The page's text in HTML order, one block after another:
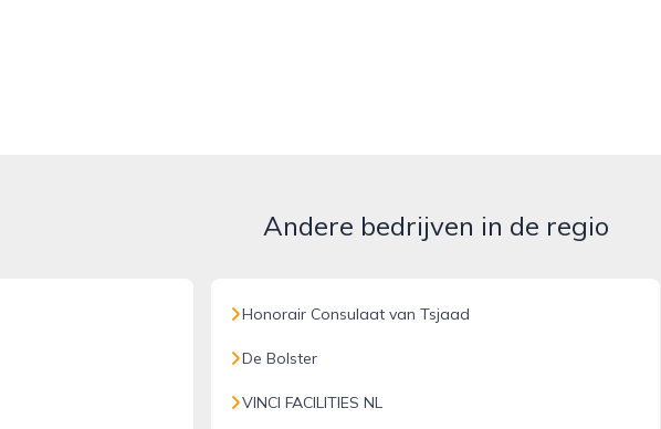
Andere bedrijven in de regio
Honorair Consulaat van Tsjaad
De Bolster
VINCI FACILITIES NL